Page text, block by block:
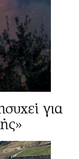
για